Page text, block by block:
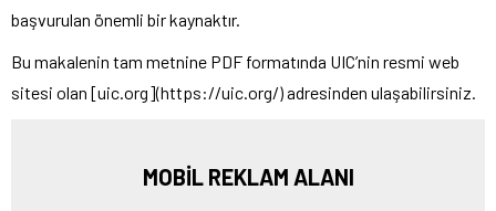
başvurulan önemli bir kaynaktır.
Bu makalenin tam metnine PDF formatında UIC’nin resmi web
sitesi olan [uic.org](https://uic.org/) adresinden ulaşabilirsiniz.
MOBİL REKLAM ALANI